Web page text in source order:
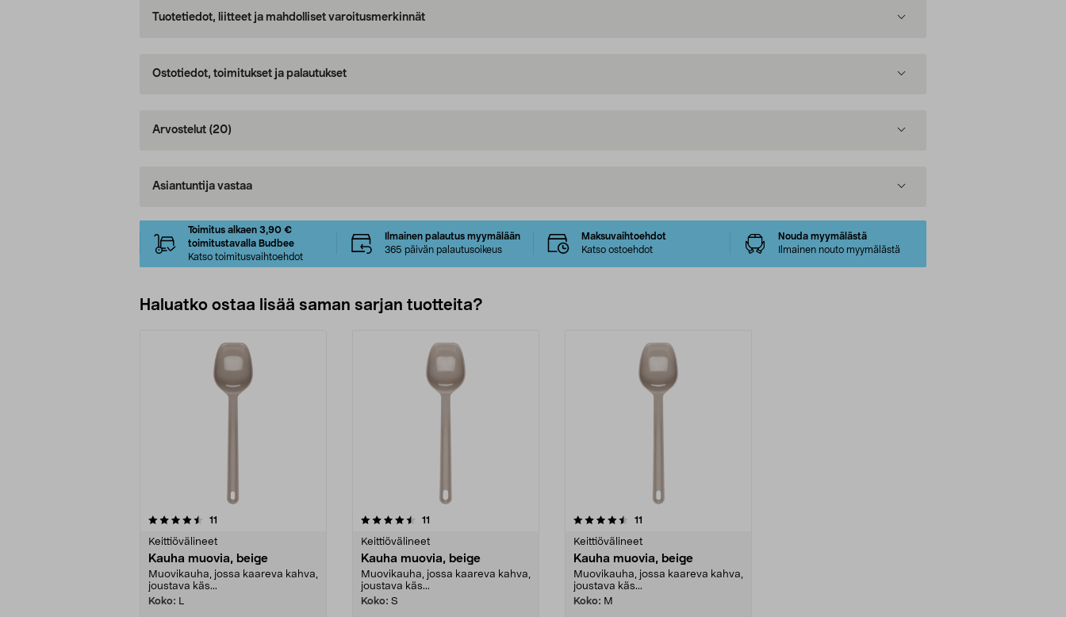
Tuotetiedot, liitteet ja mahdolliset varoitusmerkinnät
Ostotiedot, toimitukset ja palautukset
Arvostelut (20)
Asiantuntija vastaa
Toimitus alkaen 3,90 €
toimitustavalla Budbee
Katso toimitusvaihtoehdot
Ilmainen palautus myymälään
365 päivän palautusoikeus
Maksuvaihtoehdot
Katso ostoehdot
Nouda myymälästä
Ilmainen nouto myymälästä
Haluatko ostaa lisää saman sarjan tuotteita?
11
Keittiövälineet
Kauha muovia, beige
Muovikauha, jossa kaareva kahva,
joustava käs...
Koko: L
4.5viidestä
11
Keittiövälineet
Kauha muovia, beige
Muovikauha, jossa kaareva kahva,
joustava käs...
Koko: S
4.5viidestä
11
Keittiövälineet
Kauha muovia, beige
Muovikauha, jossa kaareva kahva,
joustava käs...
Koko: M